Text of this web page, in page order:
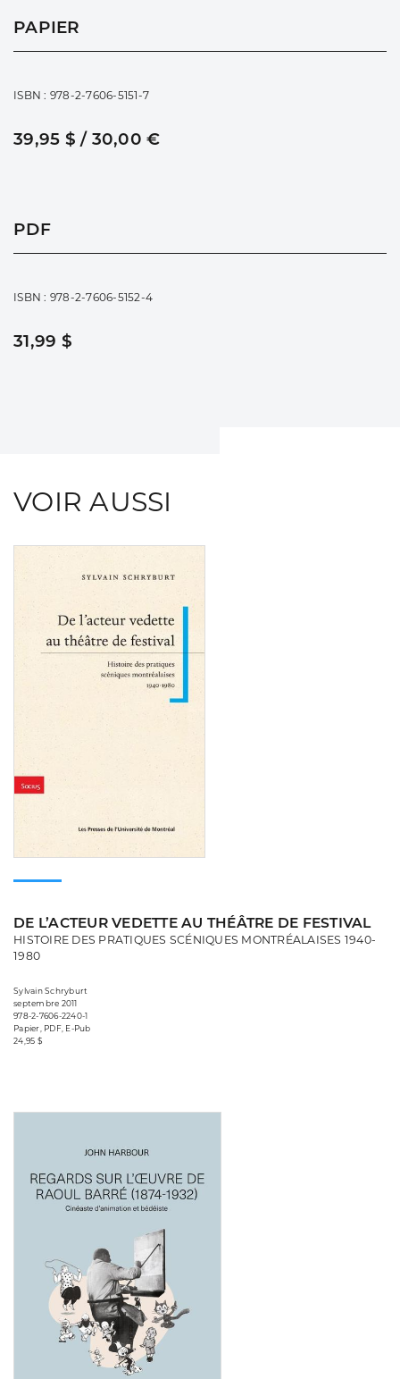
PAPIER
ISBN : 978-2-7606-5151-7
39,95 $ / 30,00 €
PDF
ISBN : 978-2-7606-5152-4
31,99 $
VOIR AUSSI
DE L’ACTEUR VEDETTE AU THÉÂTRE DE FESTIVAL
HISTOIRE DES PRATIQUES SCÉNIQUES MONTRÉALAISES 1940-
1980
Sylvain Schryburt
septembre 2011
978-2-7606-2240-1
Papier, PDF, E-Pub
24,95 $